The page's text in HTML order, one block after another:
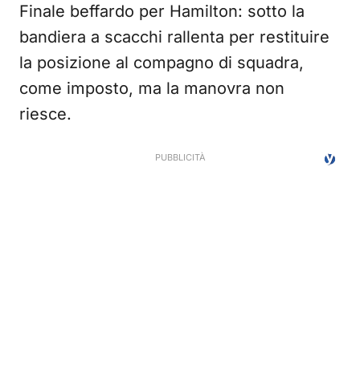
Finale beffardo per Hamilton: sotto la
bandiera a scacchi rallenta per restituire
la posizione al compagno di squadra,
come imposto, ma la manovra non
riesce.